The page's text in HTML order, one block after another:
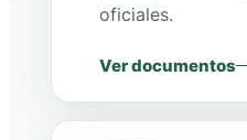
oficiales.
Ver documentos